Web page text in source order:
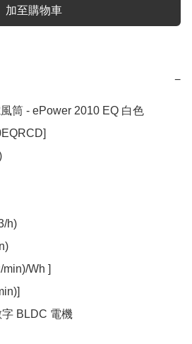
加至購物車
−
筒 - ePower 2010 EQ 白色
h)
Wh ]
BLDC 電機